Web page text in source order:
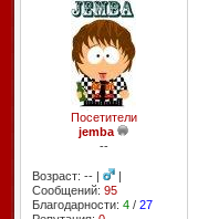
Посетители
jemba
--
Возраст: -- |
|
Сообщений: 95
Благодарности: 4/ 27